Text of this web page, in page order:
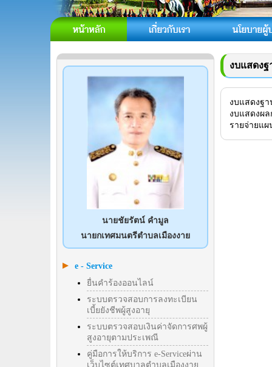
นายชัยรัตน์ คำมูล
นายกเทศมนตรีตำบลเมืองงาย
e - Service
ยื่นคำร้องออนไลน์
ระบบตรวจสอบการลงทะเบียน
เบี้ยยังชีพผู้สูงอายุ
ระบบตรวจสอบเงินค่าจัดการศพผู้
สูงอายุตามประเพณี
คู่มือการให้บริการ e-Serviceผ่าน
เว็บไซต์เทศบาลตำบลเมืองงาย
งบแสดงฐ
งบแสดงฐ
งบแสดงผ
รายจ่ายแ